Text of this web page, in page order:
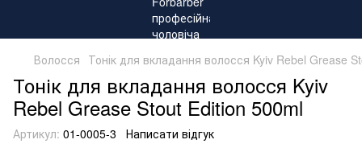
Волосся Тонік для вкладання волосся Kyiv Rebel Grease
Тонік для вкладання волосся Kyiv
Rebel Grease Stout Edition 500ml
Артикул: 01-0005-3 Написати відгук